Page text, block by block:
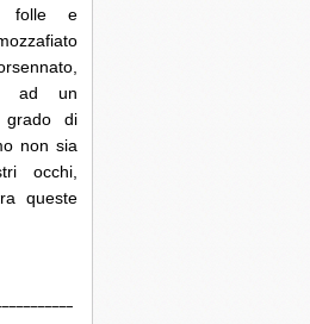
folle e
ad un
grado di
non sia
occhi,
queste